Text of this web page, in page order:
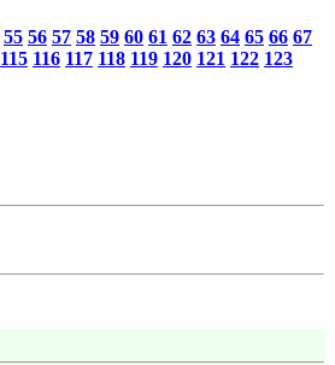
55 56 57 58 59 60 61 62 63 64 65 66 67
115 116 117 118 119 120 121 122 123